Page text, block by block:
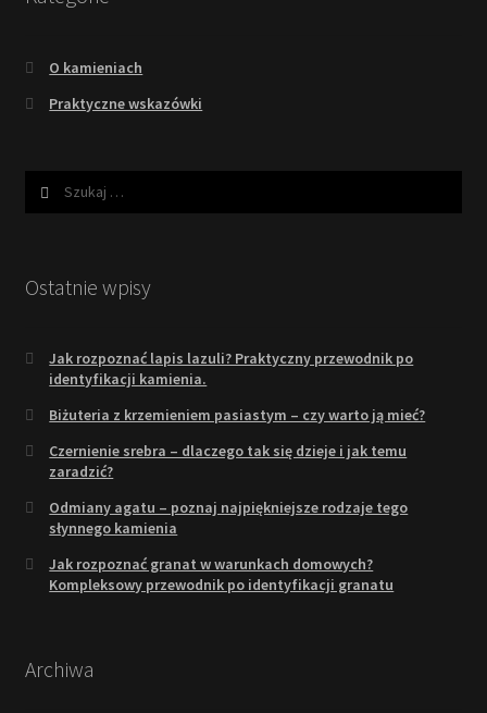
O kamieniach
Praktyczne wskazówki
Ostatnie wpisy
Jak rozpoznać lapis lazuli? Praktyczny przewodnik po
identyfikacji kamienia.
Biżuteria z krzemieniem pasiastym – czy warto ją mieć?
Czernienie srebra – dlaczego tak się dzieje i jak temu
zaradzić?
Odmiany agatu – poznaj najpiękniejsze rodzaje tego
słynnego kamienia
Jak rozpoznać granat w warunkach domowych?
Kompleksowy przewodnik po identyfikacji granatu
Archiwa